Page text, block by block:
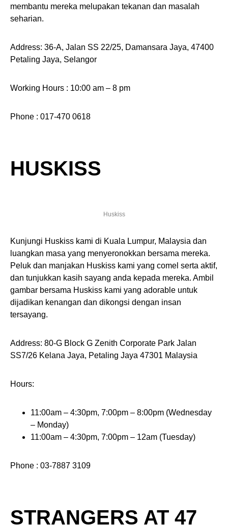
membantu mereka melupakan tekanan dan masalah
seharian.
Address: 36-A, Jalan SS 22/25, Damansara Jaya, 47400
Petaling Jaya, Selangor
Working Hours : 10:00 am – 8 pm
Phone : 017-470 0618
HUSKISS
Huskiss
Kunjungi Huskiss kami di Kuala Lumpur, Malaysia dan
luangkan masa yang menyeronokkan bersama mereka.
Peluk dan manjakan Huskiss kami yang comel serta aktif,
dan tunjukkan kasih sayang anda kepada mereka. Ambil
gambar bersama Huskiss kami yang adorable untuk
dijadikan kenangan dan dikongsi dengan insan
tersayang.
Address: 80-G Block G Zenith Corporate Park Jalan
SS7/26 Kelana Jaya, Petaling Jaya 47301 Malaysia
Hours:
11:00am – 4:30pm, 7:00pm – 8:00pm (Wednesday
– Monday)
11:00am – 4:30pm, 7:00pm – 12am (Tuesday)
Phone : 03-7887 3109
STRANGERS AT 47